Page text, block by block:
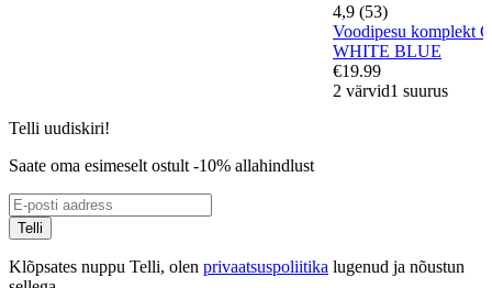
4,9 (53)
Voodipesu komplekt
WHITE BLUE
€19.99
2 värvid1 suurus
Telli uudiskiri!
Saate oma esimeselt ostult -10% allahindlust
Telli
Klõpsates nuppu Telli, olen privaatsuspoliitika lugenud ja nõustun